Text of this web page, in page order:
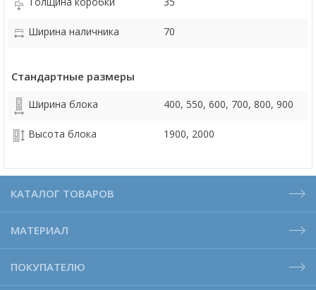
Ширина наличника 70
Стандартные размеры
Ширина блока 400, 550, 600, 700, 800, 900
Высота блока 1900, 2000
КАТАЛОГ ТОВАРОВ
МАТЕРИАЛ
ПОКУПАТЕЛЮ